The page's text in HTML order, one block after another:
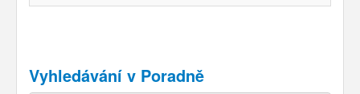
Vyhledávání v Poradně